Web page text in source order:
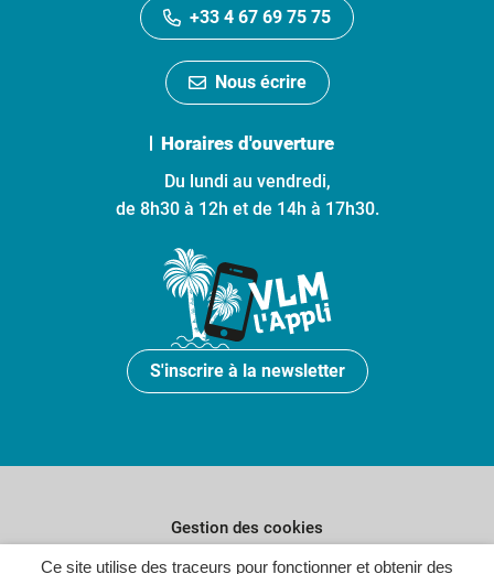
Ce site utilise des traceurs pour fonctionner et obtenir des
+33 4 67 69 75 75
Nous écrire
Horaires d'ouverture
Du lundi au vendredi,
de 8h30 à 12h et de 14h à 17h30.
S'inscrire à la newsletter
Gestion des cookies
Plan du site